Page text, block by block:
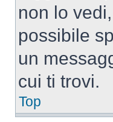
non lo
possibile
un
cui ti trovi.
Top